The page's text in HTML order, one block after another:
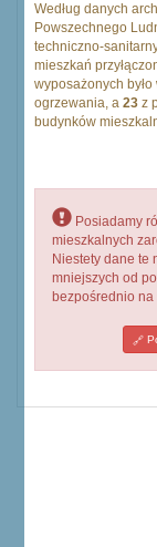
Według danych
Powszechnego
techniczno-
mieszkań
wyposażonych było
ogrzewania, a 23 z
budynków
Posiadamy
mieszkalnych
Niestety dane te
mniejszych od
bezpośrednio